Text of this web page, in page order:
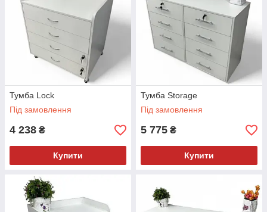
Тумба Lock
Під замовлення
4 238 ₴
Купити
Тумба Storage
Під замовлення
5 775 ₴
Купити